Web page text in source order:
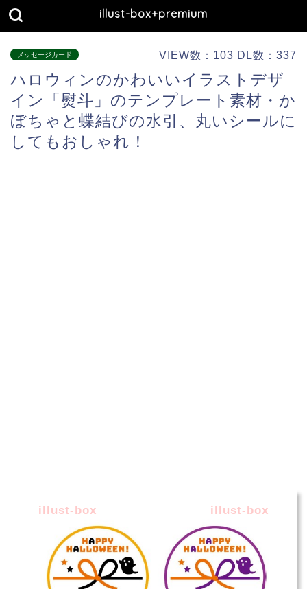
illust-box+premium
メッセージカード VIEW数：103 DL数：337
ハロウィンのかわいいイラストデザ
イン「熨斗」のテンプレート素材・か
ぼちゃと蝶結びの水引、丸いシールに
してもおしゃれ！
illust-box illust-box